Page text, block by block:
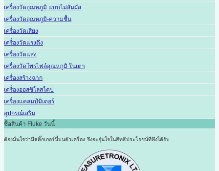
เครื่องวัดอุณหภูมิ แบบไม่สัมผัส
เครื่องวัดอุณหภูมิ-ความชื้น
เครื่องวัดเสียง
เครื่องวัดแรงดึง
เครื่องวัดแสง
เครื่องวัดโพรไฟล์อุณหภูมิ ในเตา
เครื่องสร้างฉาก
เครื่องออสซิโลสโคป
เครื่องแคลมป์มิเตอร์
อุปกรณ์เสริม
ซื้อสินค้า Fluke วันนี้
ต้องมั่นใจว่ามีสติ๊กเกอร์นี้บนตัวเครื่อง จึงจะอุ่นใจในสิทธิประโยชน์ที่พึงได้รับ